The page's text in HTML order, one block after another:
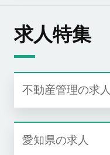
求人特集
不動産管理の求人
愛知県の求人